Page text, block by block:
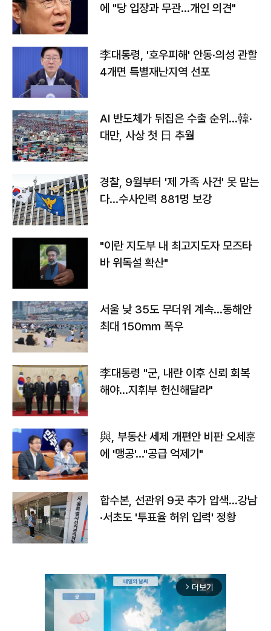
에 "당 입장과 무관…개인 의견"
李대통령, '호우피해' 안동·의성 관할
4개면 특별재난지역 선포
AI 반도체가 뒤집은 수출 순위…韓·
대만, 사상 첫 日 추월
경찰, 9월부터 '제 가족 사건' 못 맡는
다…수사인력 881명 보강
"이란 지도부 내 최고지도자 모즈타
바 위독설 확산"
서울 낮 35도 무더위 계속…동해안
최대 150㎜ 폭우
李대통령 "군, 내란 이후 신뢰 회복
해야…지휘부 헌신해달라"
與, 부동산 세제 개편안 비판 오세훈
에 '맹공'…"공급 억제기"
합수본, 선관위 9곳 추가 압색…강남
·서초도 '투표율 허위 입력' 정황
arrow_forward_ios 더보기